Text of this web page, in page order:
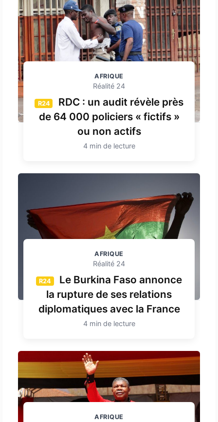
AFRIQUE
Réalité 24
R24
RDC : un audit révèle près
de 64 000 policiers « fictifs »
ou non actifs
4 min de lecture
AFRIQUE
Réalité 24
R24
Le Burkina Faso annonce
la rupture de ses relations
diplomatiques avec la France
4 min de lecture
AFRIQUE